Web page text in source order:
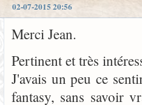
02-07-2015 20:56
Merci Jean.
Pertinent et très
J'avais un peu ce
fantasy, sans savoir